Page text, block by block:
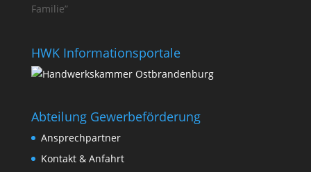
Familie”
HWK Informationsportale
Abteilung Gewerbeförderung
Ansprechpartner
Kontakt & Anfahrt